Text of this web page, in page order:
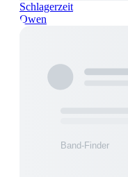
Schlagerzeit
Owen